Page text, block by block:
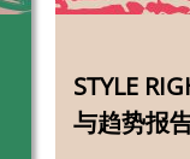
STYLE
与趋势报